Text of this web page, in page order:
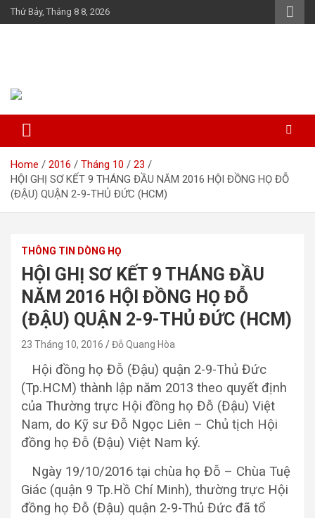
Skip
to
Thứ Bảy, Tháng 8 8, 2026
Home 2016 Tháng 10
23
HỘI GHỊ SƠ KẾT 9 THÁNG ĐẦU NĂM 2016 HỘI ĐỒNG HỌ ĐỖ
(ĐẬU) QUẬN 2-9-THỦ ĐỨC (HCM)
THÔNG TIN DÒNG HỌ
HỘI GHỊ SƠ KẾT 9 THÁNG ĐẦU
NĂM 2016 HỘI ĐỒNG HỌ ĐỖ
(ĐẬU) QUẬN 2-9-THỦ ĐỨC (HCM)
23 Tháng 10, 2016 Đỗ Quang Hòa
Hội đồng họ Đỗ (Đậu) quận 2-9-Thủ Đức
(Tp.HCM) thành lập năm 2013 theo quyết định
của Thường trực Hội đồng họ Đỗ (Đậu) Việt
Nam, do Kỹ sư Đỗ Ngọc Liên – Chủ tịch Hội
đồng họ Đỗ (Đậu) Việt Nam ký.
Ngày 19/10/2016 tại chùa họ Đỗ – Chùa Tuệ
Giác (quận 9 Tp.Hồ Chí Minh), thường trực Hội
đồng họ Đỗ (Đậu) quận 2-9-Thủ Đức đã tổ